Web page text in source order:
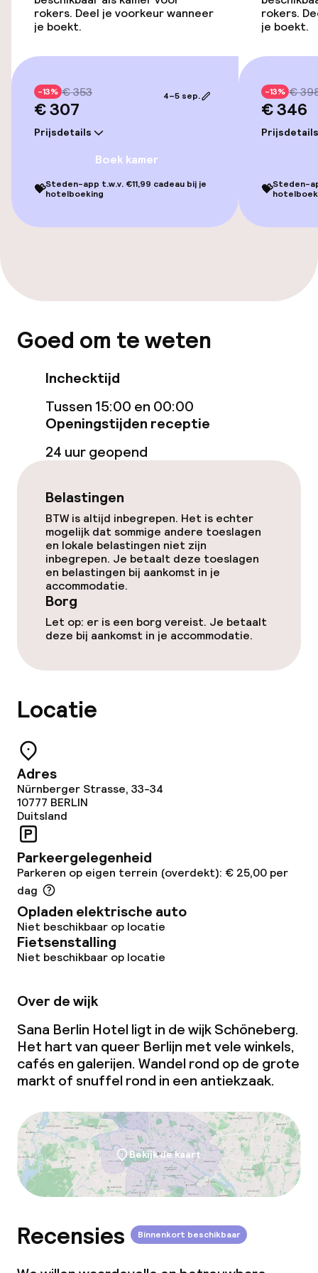
Kamers
Voor toegankelijkheid
geoptimaliseerde kamers beschikbaar
Kamers voor rokers beschikbaar
Fitnessruimte / gym
Entertainment
Restaurant
Bar
Eet- en drinkdiensten
Ontbijtbuffet
Lunch à la carte
Diner à la carte
Diner, vast menu
Roomservice
Dieetopties
Zakelijke faciliteiten
Vergaderruimte
Beleid
Borg bij aankomst
Overal rookvrij
rokers. Deel je voorkeur wanneer
je boekt.
-13% € 353
€ 307
Prijsdetails
4–5 sep.
Boek kamer
💝Steden-app t.w.v. €11,99 cadeau bij je
hotelboeking
rokers.
je boekt.
-13% €
€ 346
Prijsdetails
💝Steden-
Goed om te weten
Inchecktijd
Tussen 15:00 en 00:00
Openingstijden receptie
24 uur geopend
Belastingen
BTW is altijd inbegrepen. Het is echter
mogelijk dat sommige andere toeslagen
en lokale belastingen niet zijn
inbegrepen. Je betaalt deze toeslagen
en belastingen bij aankomst in je
accommodatie.
Borg
Let op: er is een borg vereist. Je betaalt
deze bij aankomst in je accommodatie.
Locatie
Adres
Nürnberger Strasse, 33-34
10777 BERLIN
Duitsland
Parkeergelegenheid
Parkeren op eigen terrein (overdekt): € 25,00 per
dag
Opladen elektrische auto
Niet beschikbaar op locatie
Fietsenstalling
Niet beschikbaar op locatie
Over de wijk
Sana Berlin Hotel ligt in de wijk Schöneberg.
Het hart van queer Berlijn met vele winkels,
cafés en galerijen. Wandel rond op de grote
markt of snuffel rond in een antiekzaak.
Bekijk de kaart
Recensies Binnenkort beschikbaar